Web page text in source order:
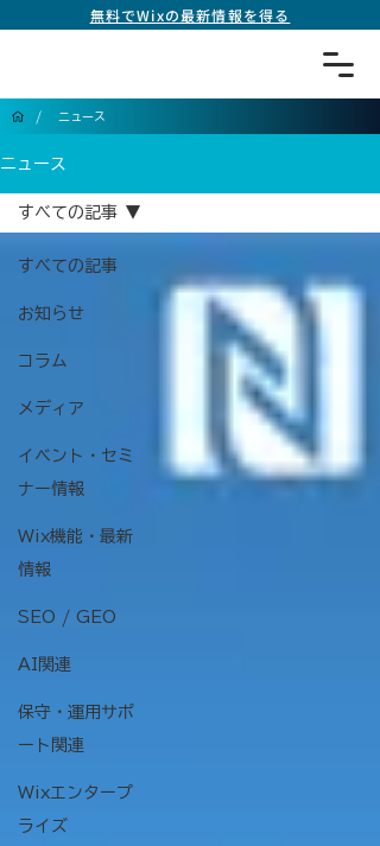
無料でWixの最新情報を得る
/ ニュース
ニュース
すべての記事
お知らせ
コラム
メディア
イベント・セミ
ナー情報
Wix機能・最新
情報
SEO / GEO
AI関連
保守・運用サポ
ート関連
Wixエンタープ
ライズ
すべての記事